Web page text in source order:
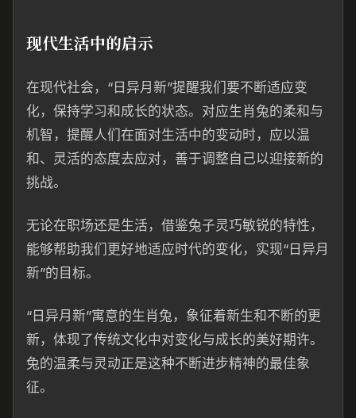
现代生活中的启示
在现代社会，“日异月新”提醒我们要不断适应变
化，保持学习和成长的状态。对应生肖兔的柔和与
机智，提醒人们在面对生活中的变动时，应以温
和、灵活的态度去应对，善于调整自己以迎接新的
挑战。
无论在职场还是生活，借鉴兔子灵巧敏锐的特性，
能够帮助我们更好地适应时代的变化，实现“日异月
新”的目标。
“日异月新”寓意的生肖兔，象征着新生和不断的更
新，体现了传统文化中对变化与成长的美好期许。
兔的温柔与灵动正是这种不断进步精神的最佳象
征。